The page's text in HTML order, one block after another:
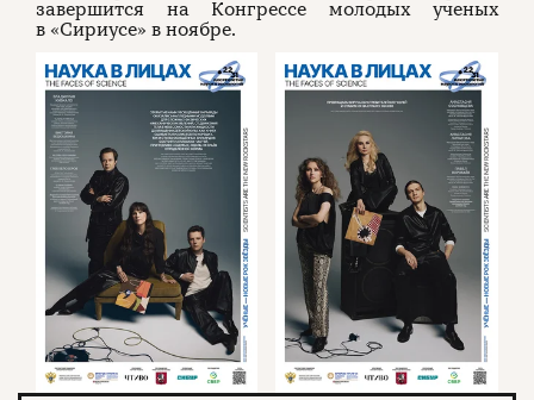
завершится на Конгрессе молодых ученых
в «Сириусе» в ноябре.